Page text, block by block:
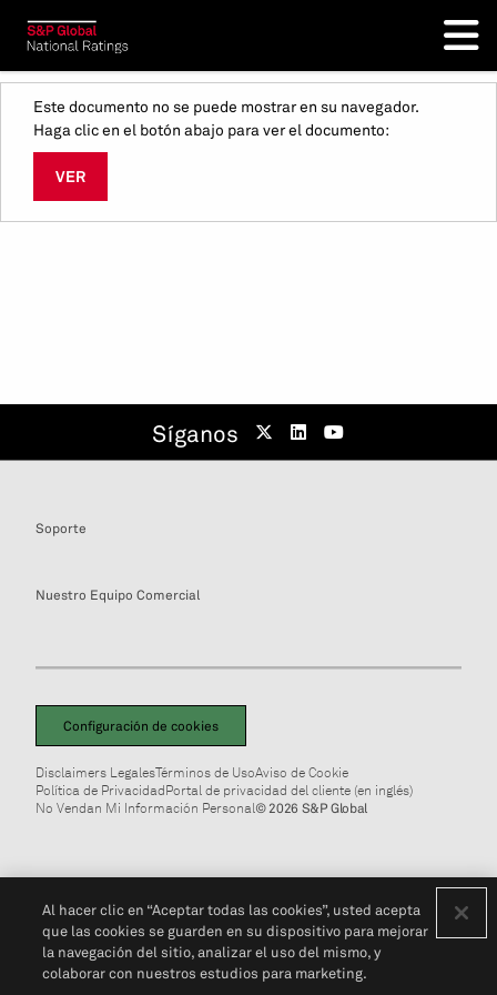
Este documento no se puede mostrar en su navegador.
Haga clic en el botón abajo para ver el documento:
VER
Síganos
Soporte
Nuestro Equipo Comercial
Configuración de cookies
Disclaimers LegalesTérminos de UsoAviso de Cookie
Política de PrivacidadPortal de privacidad del cliente (en inglés)
No Vendan Mi Información Personal© 2026 S&P Global
Al hacer clic en “Aceptar todas las cookies”, usted acepta
que las cookies se guarden en su dispositivo para mejorar
la navegación del sitio, analizar el uso del mismo, y
colaborar con nuestros estudios para marketing.